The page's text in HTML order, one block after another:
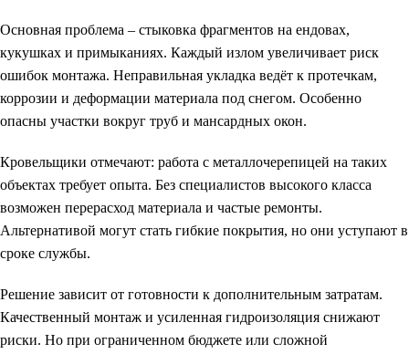
Основная проблема – стыковка фрагментов на ендовах,
кукушках и примыканиях. Каждый излом увеличивает риск
ошибок монтажа. Неправильная укладка ведёт к протечкам,
коррозии и деформации материала под снегом. Особенно
опасны участки вокруг труб и мансардных окон.
Кровельщики отмечают: работа с металлочерепицей на таких
объектах требует опыта. Без специалистов высокого класса
возможен перерасход материала и частые ремонты.
Альтернативой могут стать гибкие покрытия, но они уступают в
сроке службы.
Решение зависит от готовности к дополнительным затратам.
Качественный монтаж и усиленная гидроизоляция снижают
риски. Но при ограниченном бюджете или сложной